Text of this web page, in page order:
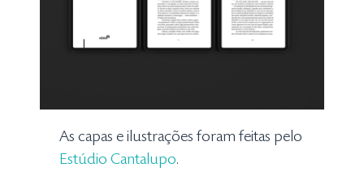
As capas e ilustrações foram feitas pelo
Estúdio Cantalupo.